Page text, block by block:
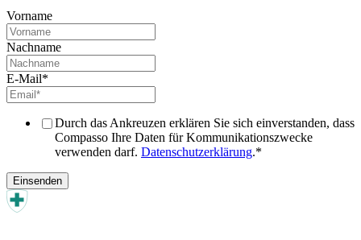
Vorname
Nachname
E-Mail*
Durch das Ankreuzen erklären Sie sich einverstanden, dass
Compasso Ihre Daten für Kommunikationszwecke
verwenden darf. Datenschutzerklärung.*